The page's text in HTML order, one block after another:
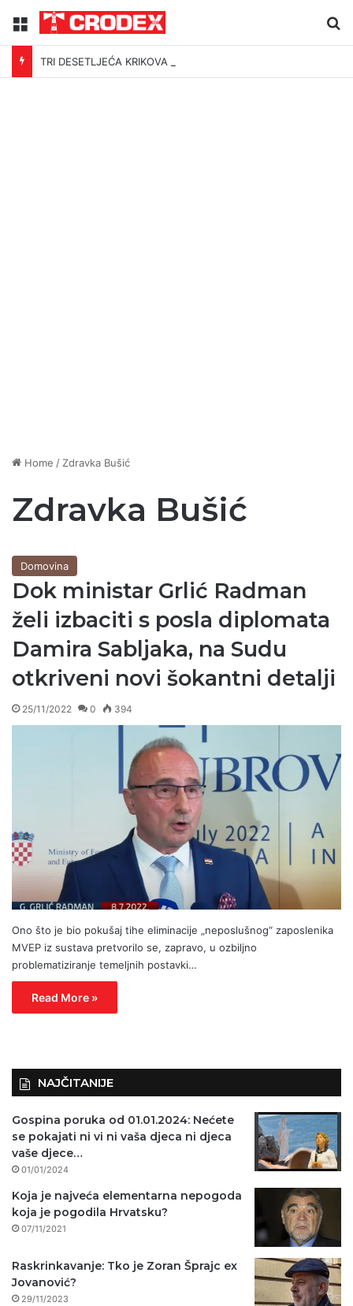
Menu
TRI DESETLJEĆA KRIKOVA OČAJNIKA
Home / Zdravka Bušić
Zdravka Bušić
Domovina
Dok ministar Grlić Radman
želi izbaciti s posla diplomata
Damira Sabljaka, na Sudu
otkriveni novi šokantni detalji
25/11/2022 0 394
Ono što je bio pokušaj tihe eliminacije „neposlušnog“ zaposlenika
MVEP iz sustava pretvorilo se, zapravo, u ozbiljno
problematiziranje temeljnih postavki…
Read More »
NAJČITANIJE
Gospina poruka od 01.01.2024: Nećete
se pokajati ni vi ni vaša djeca ni djeca
vaše djece…
01/01/2024
Koja je najveća elementarna nepogoda
koja je pogodila Hrvatsku?
07/11/2021
Raskrinkavanje: Tko je Zoran Šprajc ex
Jovanović?
29/11/2023